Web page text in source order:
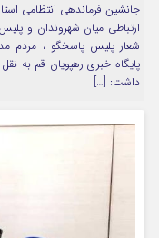
شعار پليس پاسخگو ، مردم
پایگاه خبری رهپویان قم به
داشت: […]